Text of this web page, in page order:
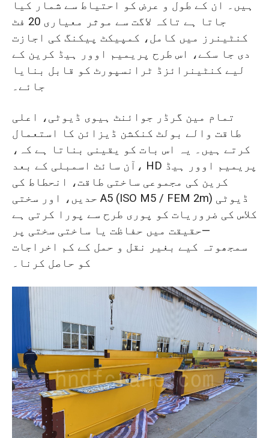
ہیں۔ ان کے طول و عرض کو احتیاط سے شمار کیا
جاتا ہے تاکہ لاگت سے موثر معیاری 20 فٹ
کنٹینرز میں کامل، کمپیکٹ پیکنگ کی اجازت
دی جا سکے، اس طرح پریمیم اوور ہیڈ کرین کے
لیے کنٹینرائزڈ ٹرانسپورٹ کو قابل بنایا
جائے۔
تمام مین گرڈر جوائنٹ ہیوی ڈیوٹی، اعلی
طاقت والے بولٹ کنکشن ڈیزائن کا استعمال
کرتے ہیں۔ یہ اس بات کو یقینی بناتا ہے کہ،
آن سائٹ اسمبلی کے بعد، HD پریمیم اوور ہیڈ
کرین کی مجموعی ساختی طاقت، انحطاط کی
حدیں، اور سختی A5 (ISO M5 / FEM 2m) ڈیوٹی
کلاس کی ضروریات کو پوری طرح سے پورا کرتی ہے
—حقیقت میں حفاظت یا ساختی سختی پر
سمجھوتہ کیے بغیر نقل و حمل کے کم اخراجات
کو حاصل کرنا۔